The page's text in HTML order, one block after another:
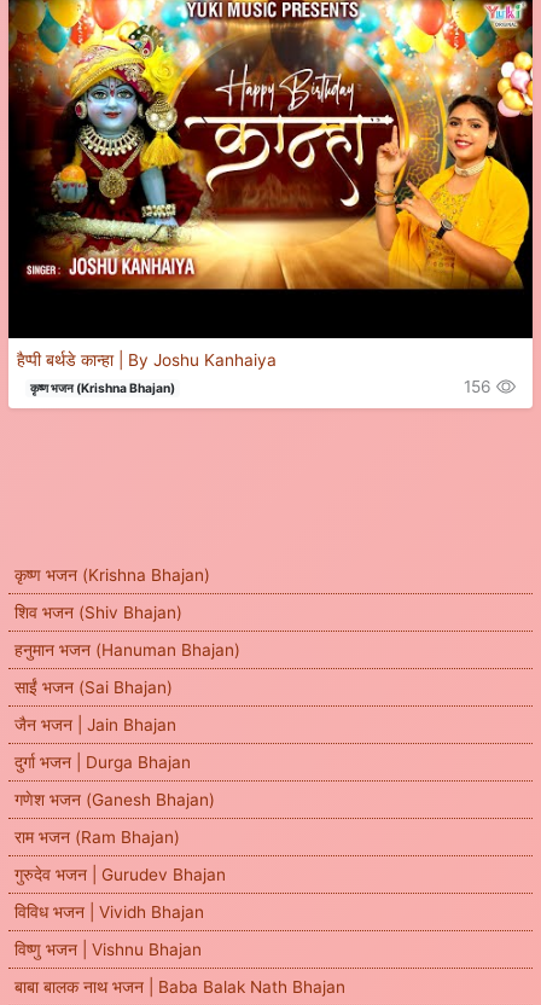
कृष्ण भजन (Krishna Bhajan)
शिव भजन (Shiv Bhajan)
हनुमान भजन (Hanuman Bhajan)
साईं भजन (Sai Bhajan)
जैन भजन | Jain Bhajan
दुर्गा भजन | Durga Bhajan
गणेश भजन (Ganesh Bhajan)
राम भजन (Ram Bhajan)
गुरुदेव भजन | Gurudev Bhajan
विविध भजन | Vividh Bhajan
विष्णु भजन | Vishnu Bhajan
बाबा बालक नाथ भजन | Baba Balak Nath Bhajan
हैप्पी बर्थडे कान्हा | By Joshu Kanhaiya
कृष्ण भजन (Krishna Bhajan) 156